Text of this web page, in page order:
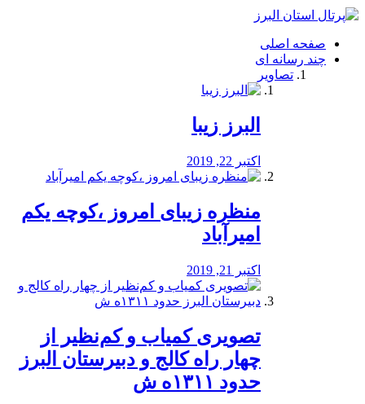
فصد
شرق
تهران
خشکشویی
صفحه اصلی
چند رسانه ای
تصاویر
البرز زیبا
اکتبر 22, 2019
منظره‌‌ زیبای امروز ،کوچه یکم
امیرآباد
اکتبر 21, 2019
️تصویری کمیاب و کم‌نظیر از
چهار راه كالج و دبيرستان البرز
حدود ۱۳۱۱ه ش